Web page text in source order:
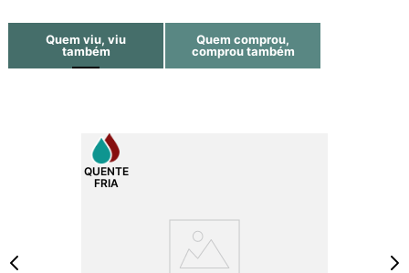
Quem viu, viu
também
Quem comprou,
comprou também